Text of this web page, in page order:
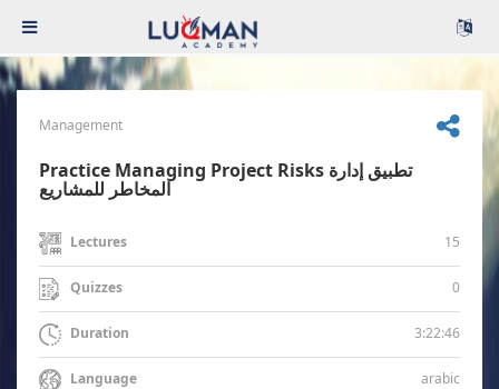
Management
Practice Managing Project Risks تطبيق إدارة
المخاطر للمشاريع
Lectures 15
Quizzes 0
Duration 3:22:46
Language arabic